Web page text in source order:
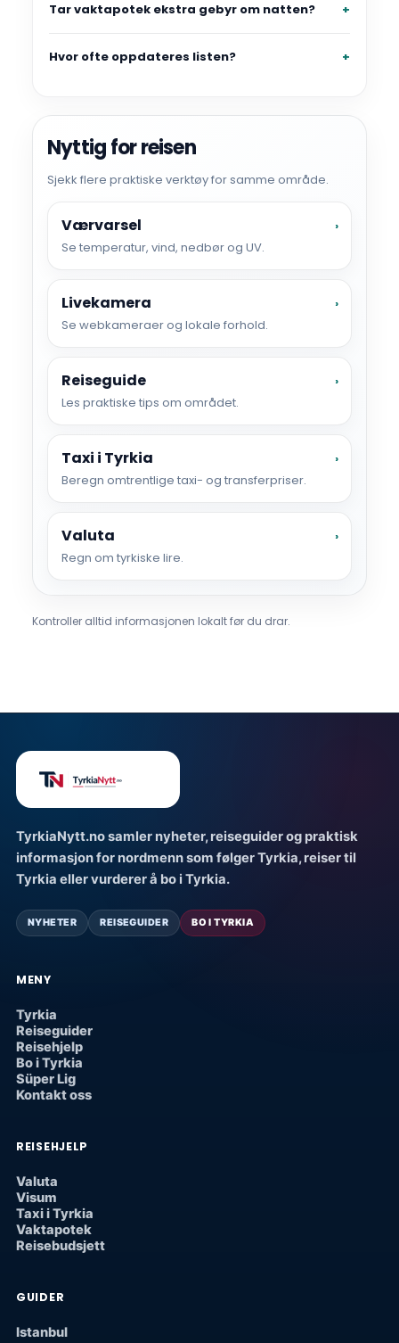
Tar vaktapotek ekstra gebyr om natten?
Hvor ofte oppdateres listen?
Nyttig for reisen
Sjekk flere praktiske verktøy for samme område.
Værvarsel
Se temperatur, vind, nedbør og UV.
›
Livekamera
Se webkameraer og lokale forhold.
›
Reiseguide
Les praktiske tips om området.
›
Taxi i Tyrkia
Beregn omtrentlige taxi- og transferpriser.
›
Valuta
Regn om tyrkiske lire.
›
Kontroller alltid informasjonen lokalt før du drar.
TyrkiaNytt.no samler nyheter, reiseguider og praktisk
informasjon for nordmenn som følger Tyrkia, reiser til
Tyrkia eller vurderer å bo i Tyrkia.
NYHETER REISEGUIDER BO I TYRKIA
MENY
Tyrkia
Reiseguider
Reisehjelp
Bo i Tyrkia
Süper Lig
Kontakt oss
REISEHJELP
Valuta
Visum
Taxi i Tyrkia
Vaktapotek
Reisebudsjett
GUIDER
Istanbul